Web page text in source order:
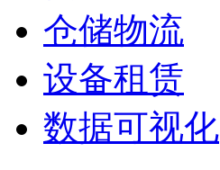
仓储物流
设备租赁
数据可视化